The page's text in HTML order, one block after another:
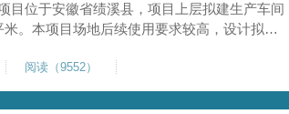
目位于安徽省绩溪县，项目上层拟建生产车间
。本项目场地后续使用要求较高，设计拟采
级强夯施工，配备85T，直径为2m，高度为
积更小，强夯穿透
阅读（9552）